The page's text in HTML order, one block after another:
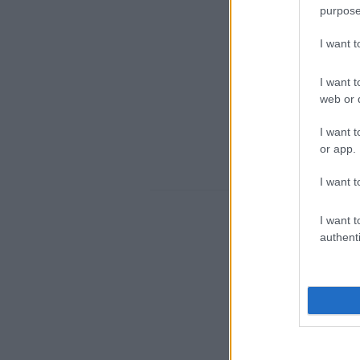
I want
I want
web or
I want
or app.
I want
I want
1